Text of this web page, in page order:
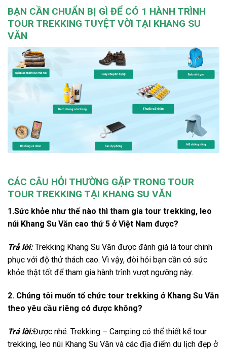
BẠN CẦN CHUẨN BỊ GÌ ĐỂ CÓ 1 HÀNH TRÌNH
TOUR TREKKING TUYỆT VỜI TẠI KHANG SU
VĂN
CÁC CÂU HỎI THƯỜNG GẶP TRONG TOUR
TOUR TREKKING TẠI KHANG SU VĂN
1.Sức khỏe như thế nào thì tham gia tour trekking, leo
núi Khang Su Văn cao thứ 5 ở Việt Nam được?
Trả lời:Trekking Khang Su Văn được đánh giá là tour chinh
phục với độ thử thách cao. Vì vậy, đòi hỏi bạn cần có sức
khỏe thật tốt để tham gia hành trình vượt ngưỡng này.
2. Chúng tôi muốn tổ chức tour trekking ở Khang Su Văn
theo yêu cầu riêng có được không?
Trả lời:Được nhé. Trekking – Camping có thể thiết kế tour
trekking, leo núi Khang Su Văn và các địa điểm du lịch đẹp ở